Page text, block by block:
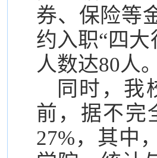
券、保险等
约入职“四
人数达80人。
同时，我
前，据不完
27%，其中